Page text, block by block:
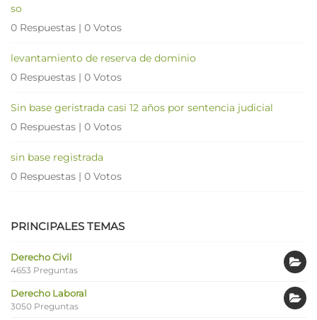
so
0 Respuestas | 0 Votos
levantamiento de reserva de dominio
0 Respuestas | 0 Votos
Sin base geristrada casi 12 años por sentencia judicial
0 Respuestas | 0 Votos
sin base registrada
0 Respuestas | 0 Votos
PRINCIPALES TEMAS
Derecho Civil
4653 Preguntas
Derecho Laboral
3050 Preguntas